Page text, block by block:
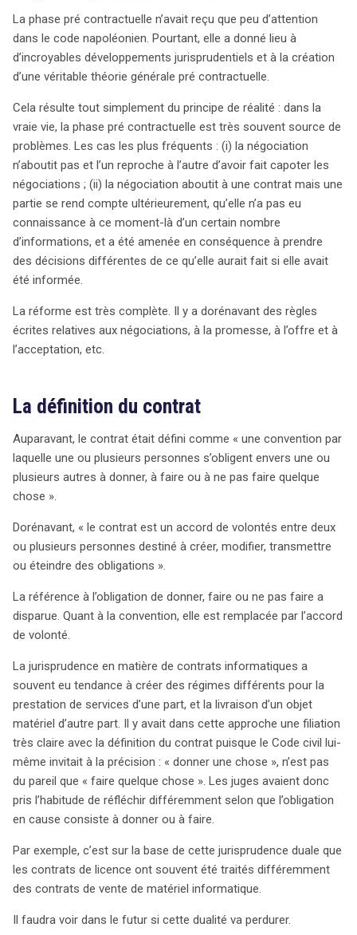
La phase pré contractuelle n’avait reçu que peu d’attention
dans le code napoléonien. Pourtant, elle a donné lieu à
d’incroyables développements jurisprudentiels et à la création
d’une véritable théorie générale pré contractuelle.
Cela résulte tout simplement du principe de réalité : dans la
vraie vie, la phase pré contractuelle est très souvent source de
problèmes. Les cas les plus fréquents : (i) la négociation
n’aboutit pas et l’un reproche à l’autre d’avoir fait capoter les
négociations ; (ii) la négociation aboutit à une contrat mais une
partie se rend compte ultérieurement, qu’elle n’a pas eu
connaissance à ce moment-là d’un certain nombre
d’informations, et a été amenée en conséquence à prendre
des décisions différentes de ce qu’elle aurait fait si elle avait
été informée.
La réforme est très complète. Il y a dorénavant des règles
écrites relatives aux négociations, à la promesse, à l’offre et à
l’acceptation, etc.
La définition du contrat
Auparavant, le contrat était défini comme « une convention par
laquelle une ou plusieurs personnes s’obligent envers une ou
plusieurs autres à donner, à faire ou à ne pas faire quelque
chose ».
Dorénavant, « le contrat est un accord de volontés entre deux
ou plusieurs personnes destiné à créer, modifier, transmettre
ou éteindre des obligations ».
La référence à l’obligation de donner, faire ou ne pas faire a
disparue. Quant à la convention, elle est remplacée par l’accord
de volonté.
La jurisprudence en matière de contrats informatiques a
souvent eu tendance à créer des régimes différents pour la
prestation de services d’une part, et la livraison d’un objet
matériel d’autre part. Il y avait dans cette approche une filiation
très claire avec la définition du contrat puisque le Code civil lui-
même invitait à la précision : « donner une chose », n’est pas
du pareil que « faire quelque chose ». Les juges avaient donc
pris l’habitude de réfléchir différemment selon que l’obligation
en cause consiste à donner ou à faire.
Par exemple, c’est sur la base de cette jurisprudence duale que
les contrats de licence ont souvent été traités différemment
des contrats de vente de matériel informatique.
Il faudra voir dans le futur si cette dualité va perdurer.